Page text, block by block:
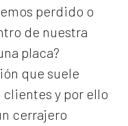
perdido o
de nuestra
placa?
que suele
y por ello
cerrajero